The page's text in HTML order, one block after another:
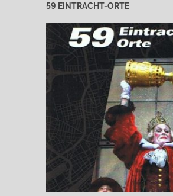
59 EINTRACHT-ORTE